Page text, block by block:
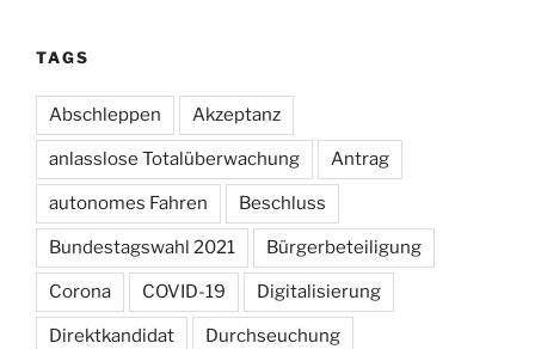
TAGS
Abschleppen Akzeptanz
anlasslose Totalüberwachung Antrag
autonomes Fahren Beschluss
Bundestagswahl 2021 Bürgerbeteiligung
Corona COVID-19 Digitalisierung
Direktkandidat Durchseuchung